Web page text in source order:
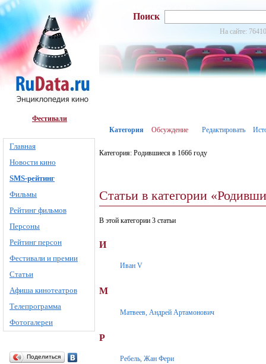
Фестивали
Главная
Новости кино
SMS-рейтинг
Фильмы
Рейтинг фильмов
Персоны
Рейтинг персон
Фестивали и премии
Статьи
Афиша кинотеатров
Телепрограмма
Фотогалереи
Поделиться
Поиск
На сайте:
Категория Обсуждение Редактировать
Категория: Родившиеся в 1666 году
Статьи в категории
В этой категории 3 статьи
И
Иван V
М
Матвеев, Андрей Артамонович
Р
Ребель, Жан Фери